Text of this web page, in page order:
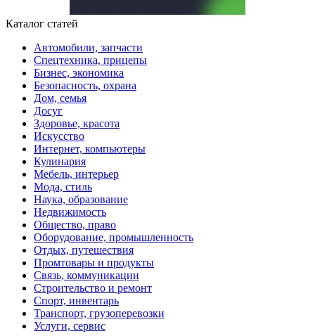
Каталог статей
Автомобили, запчасти
Спецтехника, прицепы
Бизнес, экономика
Безопасность, охрана
Дом, семья
Досуг
Здоровье, красота
Искусство
Интернет, компьютеры
Кулинария
Мебель, интерьер
Мода, стиль
Наука, образование
Недвижимость
Общество, право
Оборудование, промышленность
Отдых, путешествия
Промтовары и продукты
Связь, коммуникации
Строительство и ремонт
Спорт, инвентарь
Транспорт, грузоперевозки
Услуги, сервис